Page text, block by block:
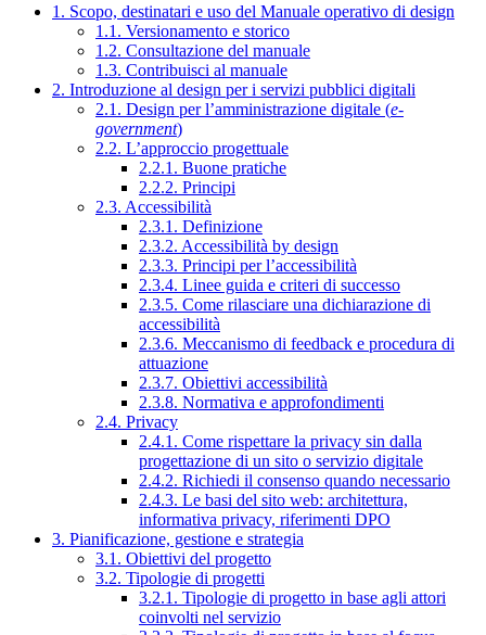
1. Scopo, destinatari e uso del Manuale operativo di design
1.1. Versionamento e storico
1.2. Consultazione del manuale
1.3. Contribuisci al manuale
2. Introduzione al design per i servizi pubblici digitali
2.1. Design per l’amministrazione digitale (e-
government)
2.2. L’approccio progettuale
2.2.1. Buone pratiche
2.2.2. Principi
2.3. Accessibilità
2.3.1. Definizione
2.3.2. Accessibilità by design
2.3.3. Principi per l’accessibilità
2.3.4. Linee guida e criteri di successo
2.3.5. Come rilasciare una dichiarazione di
accessibilità
2.3.6. Meccanismo di feedback e procedura di
attuazione
2.3.7. Obiettivi accessibilità
2.3.8. Normativa e approfondimenti
2.4. Privacy
2.4.1. Come rispettare la privacy sin dalla
progettazione di un sito o servizio digitale
2.4.2. Richiedi il consenso quando necessario
2.4.3. Le basi del sito web: architettura,
informativa privacy, riferimenti DPO
3. Pianificazione, gestione e strategia
3.1. Obiettivi del progetto
3.2. Tipologie di progetti
3.2.1. Tipologie di progetto in base agli attori
coinvolti nel servizio